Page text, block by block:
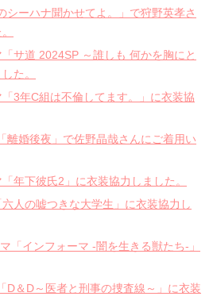
シーハナ聞かせてよ。」で狩野英孝さ
サ道 2024SP ～誰しも 何かを胸にと
た。
3年C組は不倫してます。」に衣装協
離婚後夜」で佐野晶哉さんにご着用い
年下彼氏2」に衣装協力しました。
人の嘘つきな大学生」に衣装協力し
「インフォーマ -闇を生きる獣たち-」
D＆D～医者と刑事の捜査線～」に衣装